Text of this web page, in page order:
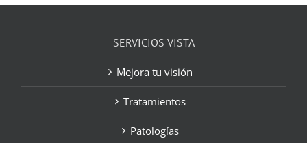
SERVICIOS VISTA
Mejora tu visión
Tratamientos
Patologías